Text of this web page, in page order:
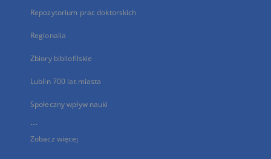
Repozytorium prac doktorskich
Regionalia
Zbiory bibliofilskie
Lublin 700 lat miasta
Społeczny wpływ nauki
...
Zobacz więcej